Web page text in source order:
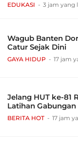
EDUKASI 3 jam yang
Wagub Banten
Catur Sejak Dini
GAYA HIDUP 17 jam
Jelang HUT ke-81
Latihan
BERITA HOT 17 jam